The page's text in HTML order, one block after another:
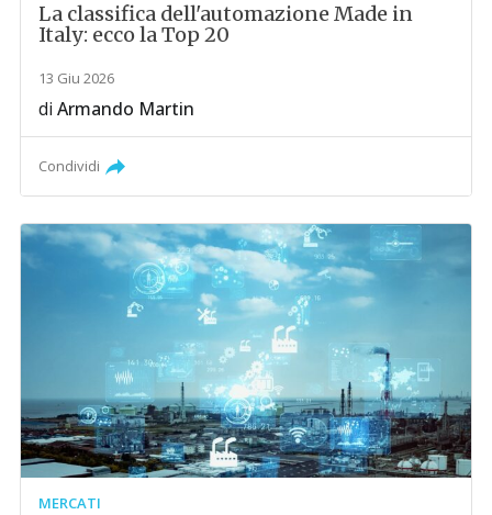
La classifica dell'automazione Made in
Italy: ecco la Top 20
13 Giu 2026
diArmando Martin
Condividi
MERCATI